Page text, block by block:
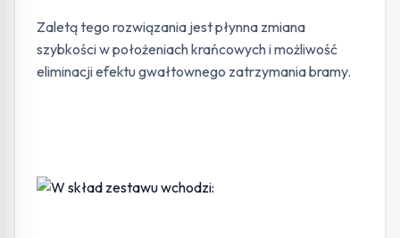
Zaletą tego rozwiązania jest płynna zmiana
szybkości w położeniach krańcowych i możliwość
eliminacji efektu gwałtownego zatrzymania bramy.